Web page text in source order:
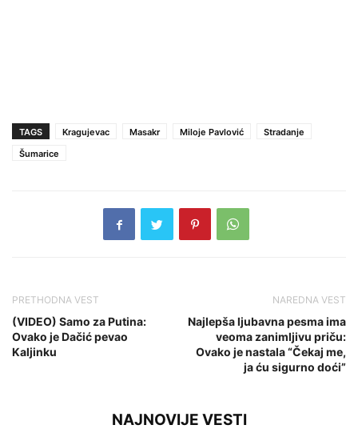
TAGS Kragujevac Masakr Miloje Pavlović
Stradanje
Šumarice
PRETHODNA VEST
(VIDEO) Samo za Putina:
Ovako je Dačić pevao
Kaljinku
NAREDNA VEST
Najlepša ljubavna pesma ima
veoma zanimljivu priču:
Ovako je nastala “Čekaj me,
ja ću sigurno doći”
NAJNOVIJE VESTI